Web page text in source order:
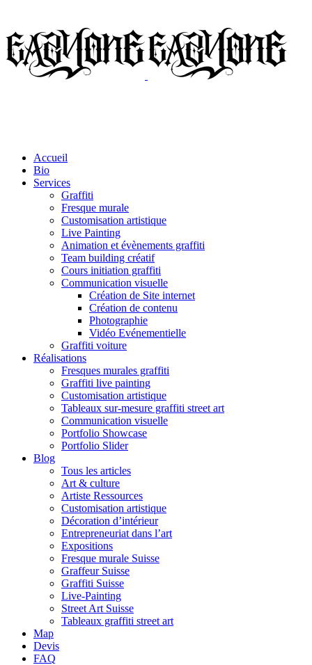
Accueil
Bio
Services
Graffiti
Fresque murale
Customisation artistique
Live Painting
Animation et évènements graffiti
Team building créatif
Cours initiation graffiti
Communication visuelle
Création de Site internet
Création de contenu
Photographie
Vidéo Evénementielle
Graffiti voiture
Réalisations
Fresques murales graffiti
Graffiti live painting
Customisation artistique
Tableaux sur-mesure graffiti street art
Communication visuelle
Portfolio Showcase
Portfolio Slider
Blog
Tous les articles
Art & culture
Artiste Ressources
Customisation artistique
Décoration d’intérieur
Entrepreneuriat dans l’art
Expositions
Fresque murale Suisse
Graffeur Suisse
Graffiti Suisse
Live-Painting
Street Art Suisse
Tableaux graffiti street art
Map
Devis
FAQ